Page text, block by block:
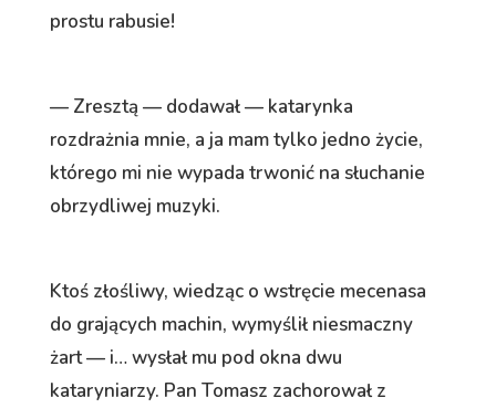
prostu rabusie!
— Zresztą — dodawał — katarynka
rozdrażnia mnie, a ja mam tylko jedno życie,
którego mi nie wypada trwonić na słuchanie
obrzydliwej muzyki.
Ktoś złośliwy, wiedząc o wstręcie mecenasa
do grających machin, wymyślił niesmaczny
żart — i… wysłał mu pod okna dwu
kataryniarzy. Pan Tomasz zachorował z